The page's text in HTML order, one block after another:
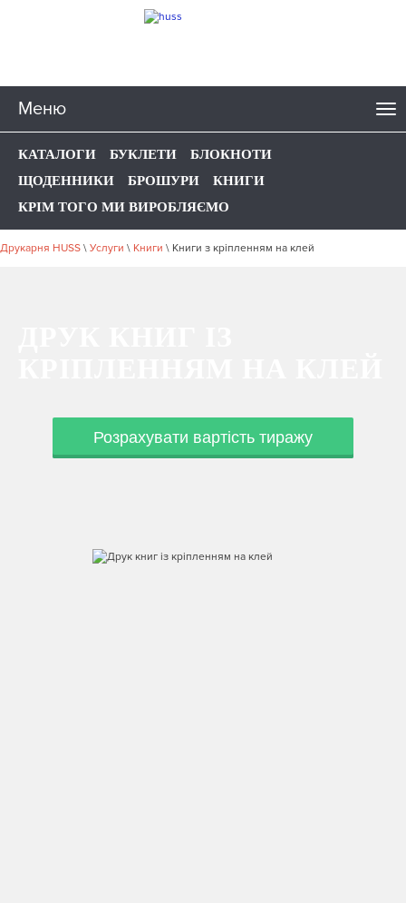
Меню
КАТАЛОГИ БУКЛЕТИ
БЛОКНОТИ
ЩОДЕННИКИ
БРОШУРИ
КНИГИ
КРІМ ТОГО МИ ВИРОБЛЯЄМО
Друкарня HUSS \ Услуги \ Книги \ Книги з кріпленням на клей
Розрахувати вартість тиражу